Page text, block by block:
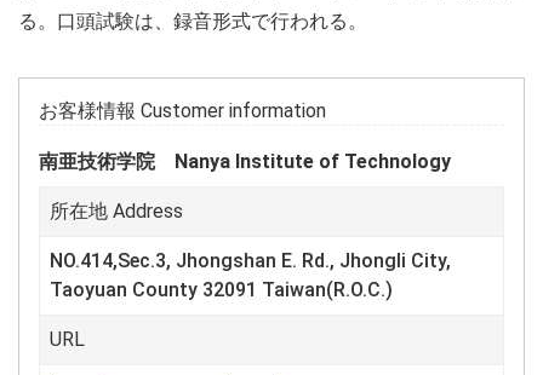
る。口頭試験は、録音形式で行われる。
お客様情報 Customer information
南亜技術学院 Nanya Institute of Technology
所在地 Address
NO.414,Sec.3, Jhongshan E. Rd., Jhongli City,
Taoyuan County 32091 Taiwan(R.O.C.)
URL